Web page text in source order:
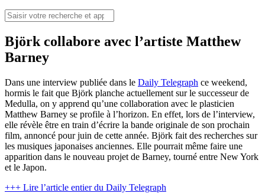
Björk collabore avec l’artiste Matthew
Barney
Dans une interview publiée dans le Daily Telegraph ce weekend,
hormis le fait que Björk planche actuellement sur le successeur de
Medulla, on y apprend qu’une collaboration avec le plasticien
Matthew Barney se profile à l’horizon. En effet, lors de l’interview,
elle révèle être en train d’écrire la bande originale de son prochain
film, annoncé pour juin de cette année. Björk fait des recherches sur
les musiques japonaises anciennes. Elle pourrait même faire une
apparition dans le nouveau projet de Barney, tourné entre New York
et le Japon.
+++ Lire l’article entier du Daily Telegraph